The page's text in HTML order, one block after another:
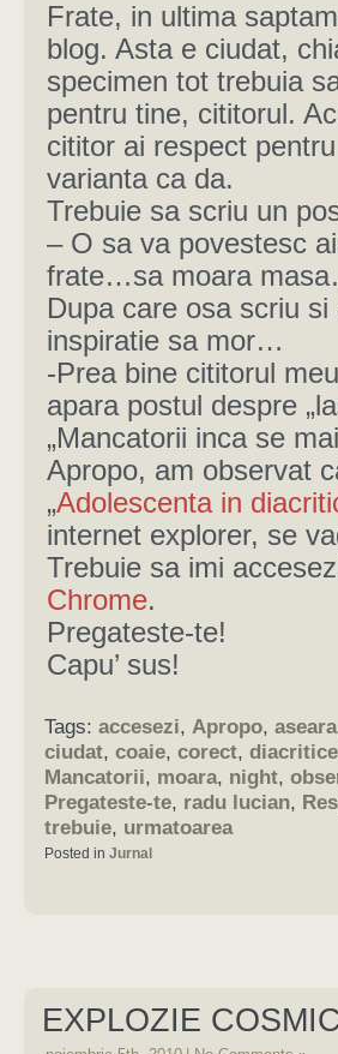
Frate, in ultima
blog. Asta e ciudat,
specimen tot trebuia
pentru tine, cititorul.
cititor ai respect
varianta ca da.
Trebuie sa scriu un
– O sa va povestesc
frate…sa moara
Dupa care osa scriu
inspiratie sa mor…
-Prea bine cititorul
apara postul despre
„Mancatorii inca se
Apropo, am observat
„Adolescenta in
internet explorer, se
Trebuie sa imi
Chrome.
Pregateste-te!
Capu’ sus!
Tags: accesezi, Apropo, aseara
ciudat, coaie, corect, diacritice
Mancatorii, moara, night,
Pregateste-te, radu lucian,
trebuie, urmatoarea
Posted in Jurnal
EXPLOZIE